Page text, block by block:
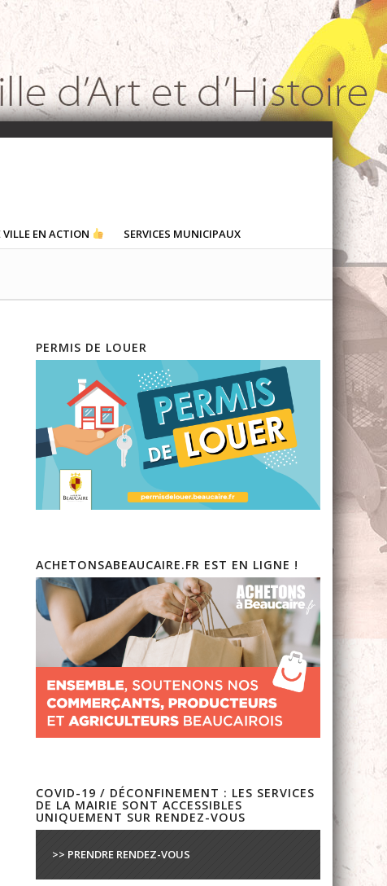
VILLE EN ACTION SERVICES MUNICIPAUX
PERMIS DE LOUER
ACHETONSABEAUCAIRE.FR EST EN LIGNE !
COVID-19 / DÉCONFINEMENT : LES SERVICES
DE LA MAIRIE SONT ACCESSIBLES
UNIQUEMENT SUR RENDEZ-VOUS
>> PRENDRE RENDEZ-VOUS